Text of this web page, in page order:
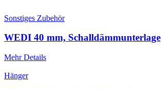
Sonstiges Zubehör
WEDI 40 mm, Schalldämmunterlage
Mehr Details
Hänger